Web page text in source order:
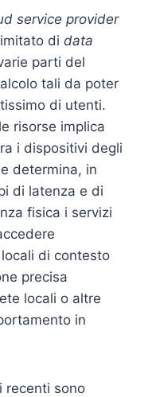
service provider
di data
parti del
tali da poter
di utenti.
risorse implica
i dispositivi degli
determina, in
di latenza e di
fisica i servizi
di contesto
precisa
locali o altre
in
recenti sono